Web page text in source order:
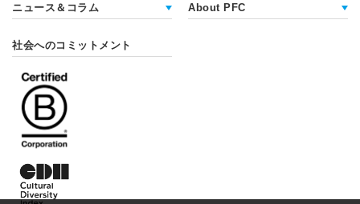
ニュース＆コラム About PFC
社会へのコミットメント